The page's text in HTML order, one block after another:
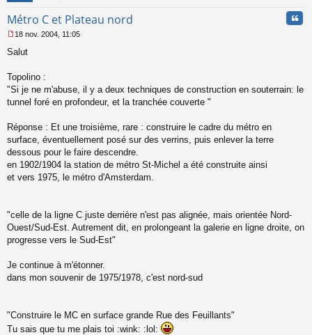
Métro C et Plateau nord
e
a
g
e
o
u
18 nov. 2004, 11:05
Salut
Topolino :
"Si je ne m'abuse, il y a deux techniques de construction en souterrain: le
tunnel foré en profondeur, et la tranchée couverte "
Réponse : Et une troisième, rare : construire le cadre du métro en
surface, éventuellement posé sur des verrins, puis enlever la terre
dessous pour le faire descendre.
en 1902/1904 la station de métro St-Michel a été construite ainsi
et vers 1975, le métro d'Amsterdam.
"celle de la ligne C juste derrière n'est pas alignée, mais orientée Nord-
Ouest/Sud-Est. Autrement dit, en prolongeant la galerie en ligne droite, on
progresse vers le Sud-Est"
Je continue à m'étonner.
dans mon souvenir de 1975/1978, c'est nord-sud
"Construire le MC en surface grande Rue des Feuillants"
Tu sais que tu me plais toi :wink: :lol: